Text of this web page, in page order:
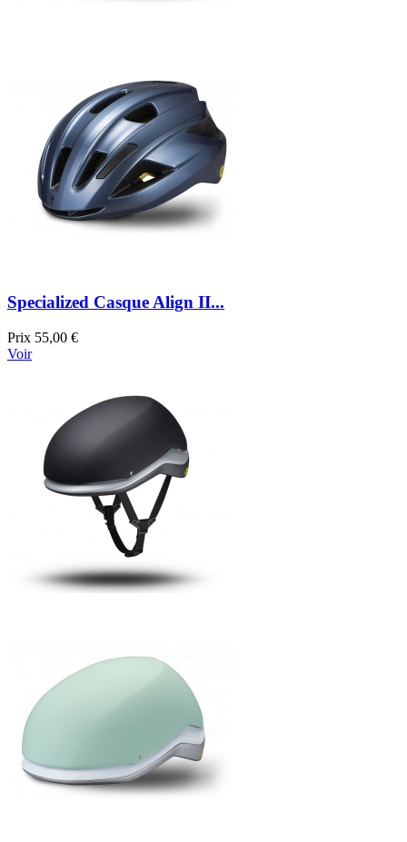
Specialized Casque Align II...
Prix 55,00 €
Voir